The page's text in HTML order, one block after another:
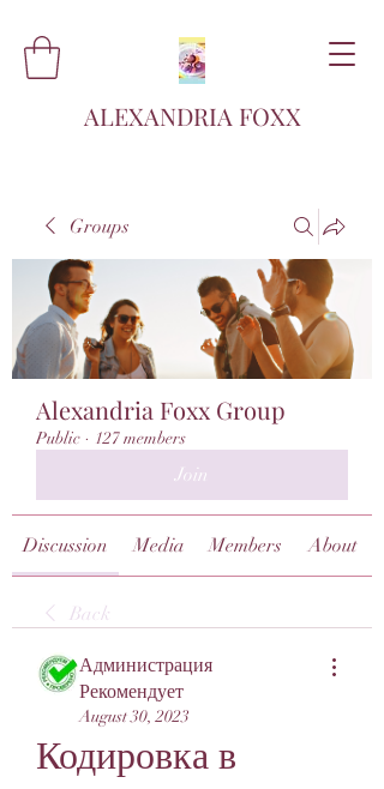
ALEXANDRIA FOXX
Groups
Alexandria Foxx Group
Public · 127 members
Join
Discussion Media Members About
Back
Администрация
Рекомендует
August 30, 2023
Кодировка в